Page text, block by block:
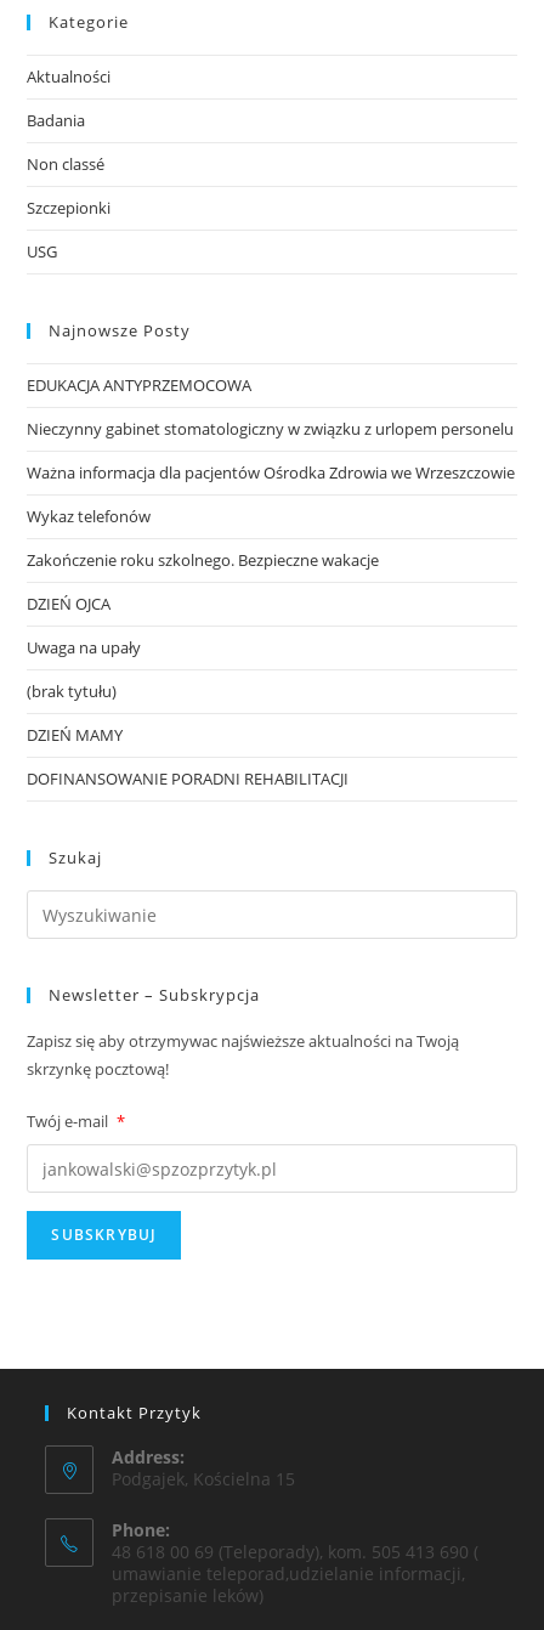
Kategorie
Aktualności
Badania
Non classé
Szczepionki
USG
Najnowsze Posty
EDUKACJA ANTYPRZEMOCOWA
Nieczynny gabinet stomatologiczny w związku z urlopem personelu
Ważna informacja dla pacjentów Ośrodka Zdrowia we Wrzeszczowie
Wykaz telefonów
Zakończenie roku szkolnego. Bezpieczne wakacje
DZIEŃ OJCA
Uwaga na upały
(brak tytułu)
DZIEŃ MAMY
DOFINANSOWANIE PORADNI REHABILITACJI
Szukaj
Newsletter – Subskrypcja
Zapisz się aby otrzymywac najświeższe aktualności na Twoją
skrzynkę pocztową!
Twój e-mail *
Kontakt Przytyk
Address:
Podgajek, Kościelna 15
Phone:
48 618 00 69 (Teleporady), kom. 505 413 690 (
umawianie teleporad,udzielanie informacji,
przepisanie leków)